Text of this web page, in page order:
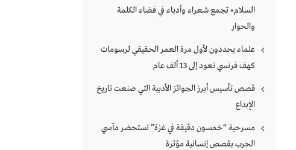
السلام» تجمع شعراء وأدباء في فضاء الكلمة
والحوار
علماء يحددون لأول مرة العمر الحقيقي لرسومات
كهف فرنسي تعود إلى 13 ألف عام
قصص تأسيس أبرز الجوائز الأدبية التي صنعت تاريخ
الإبداع
مسرحية “خمسون دقيقة في غزة” تستحضر مآسي
الحرب بقصص إنسانية مؤثرة